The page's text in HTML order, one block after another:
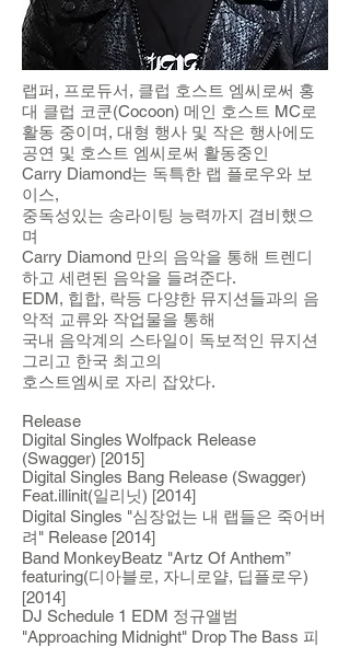
랩퍼, 프로듀서, 클럽 호스트 엠씨로써 홍
대 클럽 코쿤(Cocoon) 메인 호스트 MC로
활동 중이며, 대형 행사 및 작은 행사에도
공연 및 호스트 엠씨로써 활동중인
Carry Diamond는 독특한 랩 플로우와 보
이스,
중독성있는 송라이팅 능력까지 겸비했으
며
Carry Diamond 만의 음악을 통해 트렌디
하고 세련된 음악을 들려준다.
EDM, 힙합, 락등 다양한 뮤지션들과의 음
악적 교류와 작업물을 통해
국내 음악계의 스타일이 독보적인 뮤지션
그리고 한국 최고의
호스트엠씨로 자리 잡았다.
Release
Digital Singles Wolfpack Release
(Swagger) [2015]
Digital Singles Bang Release (Swagger)
Feat.illinit(일리닛) [2014]
Digital Singles "심장없는 내 랩들은 죽어버
려" Release [2014]
Band MonkeyBeatz "Artz Of Anthem”
featuring(디아블로, 자니로얄, 딥플로우)
[2014]
DJ Schedule 1 EDM 정규앨범
"Approaching Midnight" Drop The Bass 피